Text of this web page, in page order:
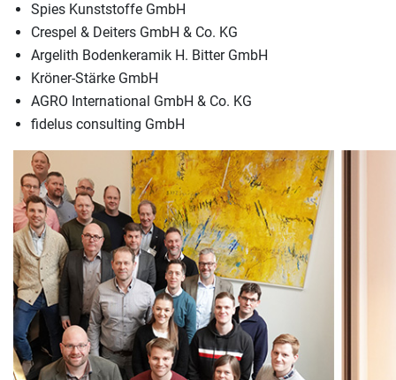
Spies Kunststoffe GmbH
Crespel & Deiters GmbH & Co. KG
Argelith Bodenkeramik H. Bitter GmbH
Kröner-Stärke GmbH
AGRO International GmbH & Co. KG
fidelus consulting GmbH